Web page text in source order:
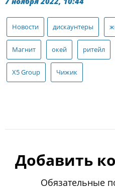
Новости дискаунтеры
Магнит окей ритейл
Х5 Group Чижик
Добавить
Обязательные